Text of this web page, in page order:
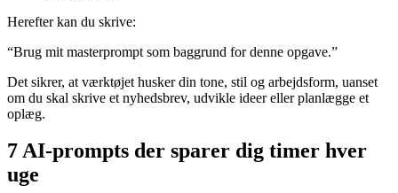
Herefter kan du skrive:
“Brug mit masterprompt som baggrund for denne opgave.”
Det sikrer, at værktøjet husker din tone, stil og arbejdsform, uanset
om du skal skrive et nyhedsbrev, udvikle ideer eller planlægge et
oplæg.
7 AI-prompts der sparer dig timer hver
uge